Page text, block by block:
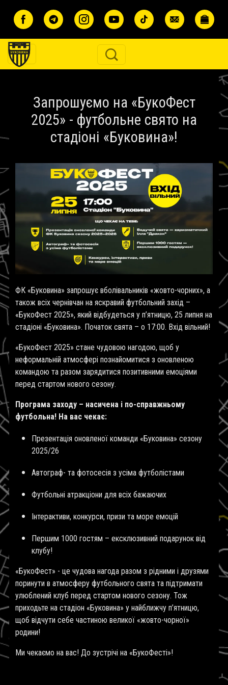
Запрошуємо на «БукоФест
2025» - футбольне свято на
стадіоні «Буковина»!
ФК «Буковина» запрошує вболівальників «жовто-чорних», а
також всіх чернівчан на яскравий футбольний захід –
«БукоФест 2025», який відбудеться у п’ятницю, 25 липня на
стадіоні «Буковина». Початок свята – о 17:00. Вхід вільний!
«БукоФест 2025» стане чудовою нагодою, щоб у
неформальній атмосфері познайомитися з оновленою
командою та разом зарядитися позитивними емоціями
перед стартом нового сезону.
Програма заходу – насичена і по-справжньому
футбольна! На вас чекає:
Презентація оновленої команди «Буковина» сезону
2025/26
Автограф- та фотосесія з усіма футболістами
Футбольні атракціони для всіх бажаючих
Інтерактиви, конкурси, призи та море емоцій
Першим 1000 гостям – ексклюзивний подарунок від
клубу!
«БукоФест» - це чудова нагода разом з рідними і друзями
поринути в атмосферу футбольного свята та підтримати
улюблений клуб перед стартом нового сезону. Тож
приходьте на стадіон «Буковина» у найближчу п’ятницю,
щоб відчути себе частиною великої «жовто-чорної»
родини!
Ми чекаємо на вас! До зустрічі на «БукоФесті»!